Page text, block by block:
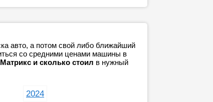
авто, а потом свой либо ближайший
со средними ценами машины в
и сколько стоил в нужный
2024